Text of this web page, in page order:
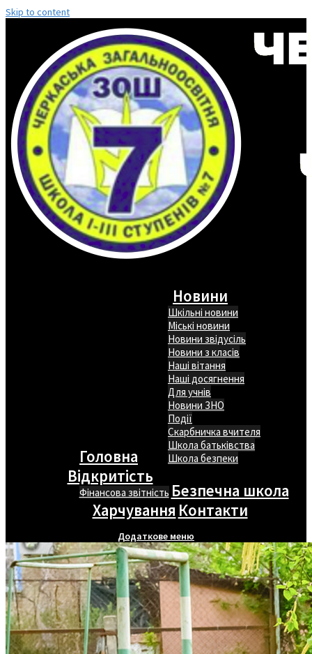
Skip to content
Головна
Новини
Шкільні новини
Міські новини
Новини звідусіль
Новини з класів
Наші вітання
Наші досягнення
Для учнів
Новини ЗНО
Події
Скарбничка вчителя
Школа батьківства
Школа безпеки
Відкритість
Фінансова звітність Безпечна школа
Харчування Контакти
Додаткове меню